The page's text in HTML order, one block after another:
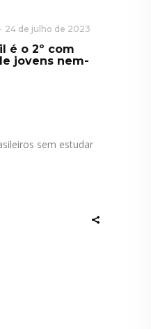
24 de julho de 2023
é o 2º com
jovens nem-
sem estudar